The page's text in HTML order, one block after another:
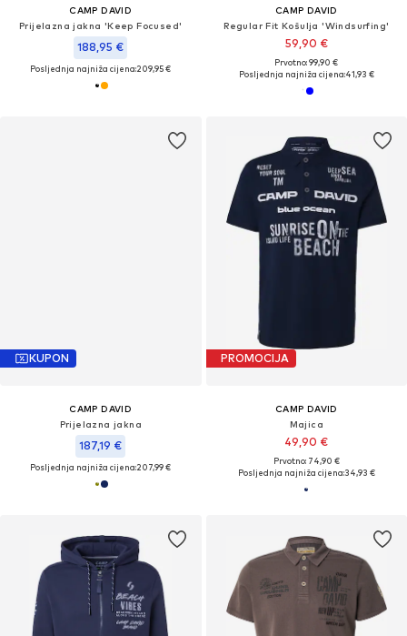
CAMP DAVID
Prijelazna jakna 'Keep Focused'
188,95 €
Posljednja najniža cijena:209,95 €
CAMP DAVID
Regular Fit Košulja 'Windsurfing'
59,90 €
Prvotno: 99,90 €
Posljednja najniža cijena:41,93 €
KUPON
CAMP DAVID
Prijelazna jakna
187,19 €
Posljednja najniža cijena:207,99 €
PROMOCIJA
CAMP DAVID
Majica
49,90 €
Prvotno: 74,90 €
Posljednja najniža cijena:34,93 €